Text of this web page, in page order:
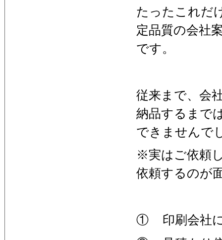
たったこれだ
定品質の会社
です。
従来まで、会
納品するまで
できませんで
※実はご依頼
依頼するのが
① 印刷会社